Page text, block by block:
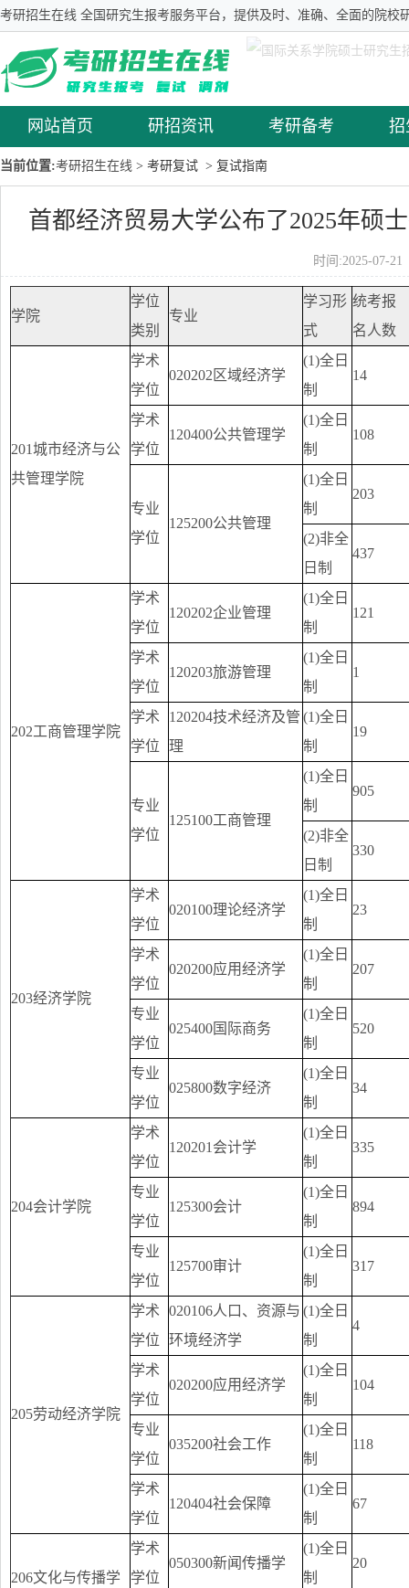
考研招生在线 全国研究生报考服务平台，提供及时、准确、全面的院校
网站首页 研招资讯 考研备考 招
当前位置:考研招生在线 > 考研复试 > 复试指南
首都经济贸易大学公布了2025年硕
时间:2025-07-
学院
学位
类别
专业
学习形
式
统考报
名人数
201城市经济与公
共管理学院
学术
学位
020202区域经济学
(1)全日
制
14
学术
学位
120400公共管理学
(1)全日
制
108
专业
学位
125200公共管理
(1)全日
制
203
(2)非全
日制
437
202工商管理学院
学术
学位
120202企业管理
(1)全日
制
121
学术
学位
120203旅游管理
(1)全日
制
1
学术
学位
120204技术经济及管
理
(1)全日
制
19
专业
学位
125100工商管理
(1)全日
制
905
(2)非全
日制
330
203经济学院
学术
学位
020100理论经济学
(1)全日
制
23
学术
学位
020200应用经济学
(1)全日
制
207
专业
学位
025400国际商务
(1)全日
制
520
专业
学位
025800数字经济
(1)全日
制
34
204会计学院
学术
学位
120201会计学
(1)全日
制
335
专业
学位
125300会计
(1)全日
制
894
专业
学位
125700审计
(1)全日
制
317
205劳动经济学院
学术
学位
020106人口、资源与
环境经济学
(1)全日
制
4
学术
学位
020200应用经济学
(1)全日
制
104
专业
学位
035200社会工作
(1)全日
制
118
学术
学位
120404社会保障
(1)全日
制
67
206文化与传播学
学术
学位
050300新闻传播学
(1)全日
制
20